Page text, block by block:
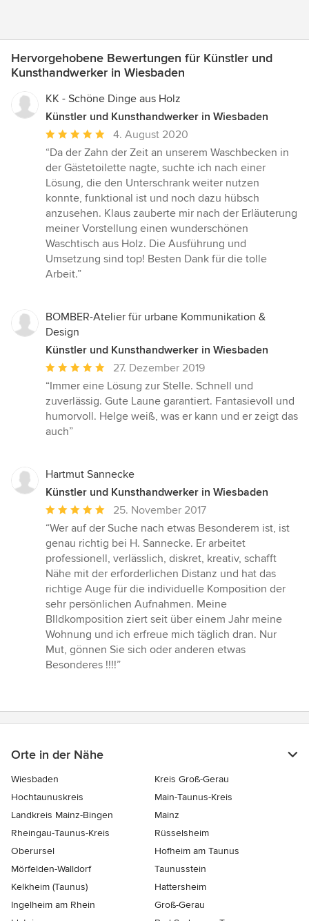
Hervorgehobene Bewertungen für Künstler und
Kunsthandwerker in Wiesbaden
KK - Schöne Dinge aus Holz
Künstler und Kunsthandwerker in Wiesbaden
Durchschnittliche
Bewertung:
5
von
5
Sternen
4. August 2020
“Da der Zahn der Zeit an unserem Waschbecken in
der Gästetoilette nagte, suchte ich nach einer
Lösung, die den Unterschrank weiter nutzen
konnte, funktional ist und noch dazu hübsch
anzusehen. Klaus zauberte mir nach der Erläuterung
meiner Vorstellung einen wunderschönen
Waschtisch aus Holz. Die Ausführung und
Umsetzung sind top! Besten Dank für die tolle
Arbeit.”
BOMBER-Atelier für urbane Kommunikation &
Design
Künstler und Kunsthandwerker in Wiesbaden
Durchschnittliche
Bewertung:
5
von
5
27. Dezember 2019
“Immer eine Lösung zur Stelle. Schnell und
zuverlässig. Gute Laune garantiert. Fantasievoll und
humorvoll. Helge weiß, was er kann und er zeigt das
auch”
Hartmut Sannecke
Künstler und Kunsthandwerker in Wiesbaden
Durchschnittliche
Bewertung:
5
von
5
Sternen
25. November 2017
“Wer auf der Suche nach etwas Besonderem ist, ist
genau richtig bei H. Sannecke. Er arbeitet
professionell, verlässlich, diskret, kreativ, schafft
Nähe mit der erforderlichen Distanz und hat das
richtige Auge für die individuelle Komposition der
sehr persönlichen Aufnahmen. Meine
BIldkomposition ziert seit über einem Jahr meine
Wohnung und ich erfreue mich täglich dran. Nur
Mut, gönnen Sie sich oder anderen etwas
Besonderes !!!!”
Orte in der Nähe
Wiesbaden
Kreis Groß-Gerau
Hochtaunuskreis
Main-Taunus-Kreis
Landkreis Mainz-Bingen
Mainz
Rheingau-Taunus-Kreis
Rüsselsheim
Oberursel
Hofheim am Taunus
Mörfelden-Walldorf
Taunusstein
Kelkheim (Taunus)
Hattersheim
Ingelheim am Rhein
Groß-Gerau